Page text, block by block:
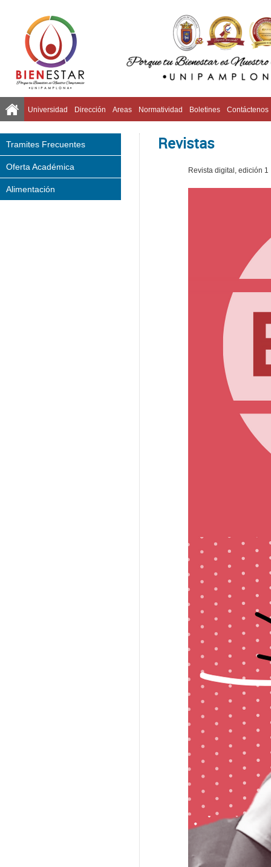
Universidad Dirección Areas Normatividad Boletines Contáctenos
Tramites Frecuentes
Oferta Académica
Alimentación
Revistas
Revista digital, edición